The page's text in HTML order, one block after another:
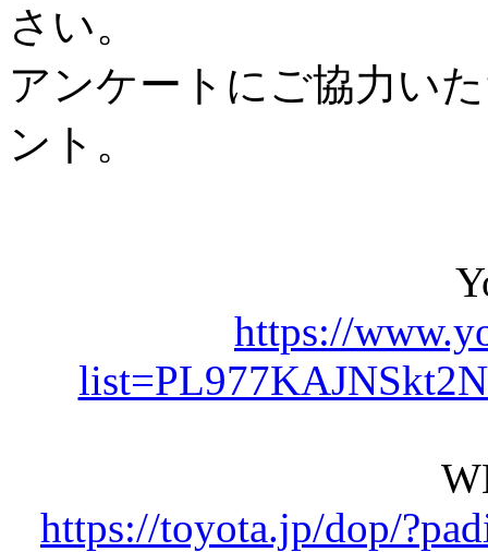
さい。
アンケートにご協力い
ント。
https://
https://toyota.jp/dop/